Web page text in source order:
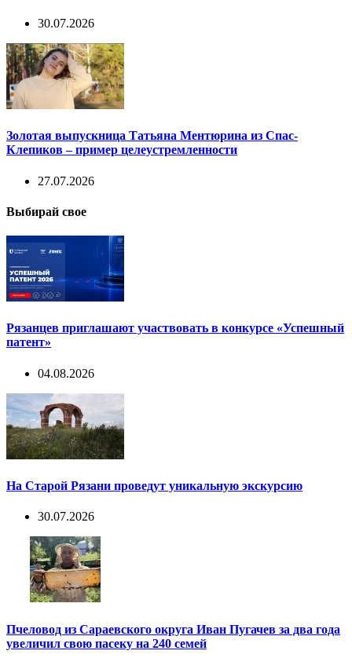
30.07.2026
Золотая выпускница Татьяна Ментюрина из Спас-
Клепиков – пример целеустремленности
27.07.2026
Выбирай свое
Рязанцев приглашают участвовать в конкурсе «Успешный
патент»
04.08.2026
На Старой Рязани проведут уникальную экскурсию
30.07.2026
Пчеловод из Сараевского округа Иван Пугачев за два года
увеличил свою пасеку на 240 семей